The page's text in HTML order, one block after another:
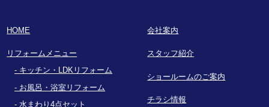
HOME
リフォームメニュー
キッチン・LDKリフォーム
お風呂・浴室リフォーム
水まわり4点セット
会社案内
スタッフ紹介
ショールームのご案内
チラシ情報